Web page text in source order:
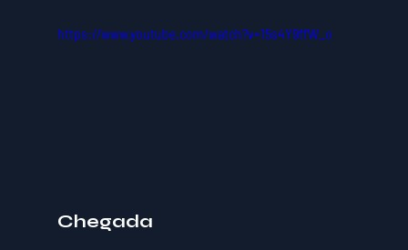
https://www.youtube.com/watch?v=15s4Y9ffW_o
Chegada